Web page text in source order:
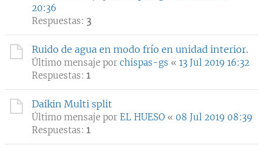
20:36
Respuestas: 3
Ruido de agua en modo frío en unidad interior.
Último mensaje por chispas-gs « 13 Jul 2019 16:32
Respuestas: 1
Daikin Multi split
Último mensaje por EL HUESO « 08 Jul 2019 08:39
Respuestas: 1